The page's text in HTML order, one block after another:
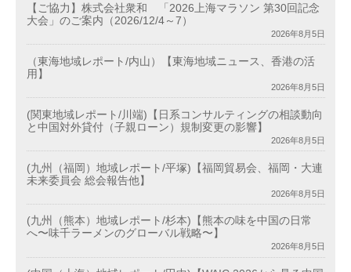
【ご協力】株式会社衆和 「2026上海マラソン 第30回記念
大会」のご案内（2026/12/4～7）
2026年8月5日
（東海地域レポート/内山）【東海地域ニュース、香港の活
用】
2026年8月5日
(関東地域レポート/川端)【日系コンサルティングの相談動向
と中国対外貸付（子親ローン）規制変更の影響】
2026年8月5日
(九州（福岡）地域レポート/平塚)【福岡貿易会、福岡・大連
未来委員会 総会報告他】
2026年8月5日
(九州（熊本）地域レポート/杉本)【熊本の味を中国の日常
へ〜味千ラーメンのグローバル戦略〜】
2026年8月5日